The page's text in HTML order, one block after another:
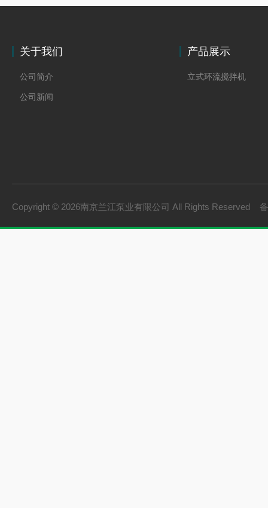
关于我们
公司简介
公司新闻
产品展示
立式环流搅拌机
Copyright © 2026南京兰江泵业有限公司 All Rights Reserved